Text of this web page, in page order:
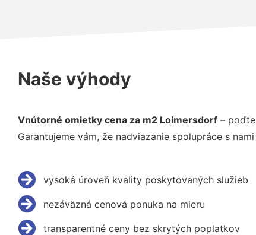
Naše výhody
Vnútorné omietky cena za m2 Loimersdorf –
Garantujeme vám, že nadviazanie spolupráce s
vysoká úroveň kvality poskytovaných služieb
nezáväzná cenová ponuka na mieru
transparentné ceny bez skrytých poplatkov